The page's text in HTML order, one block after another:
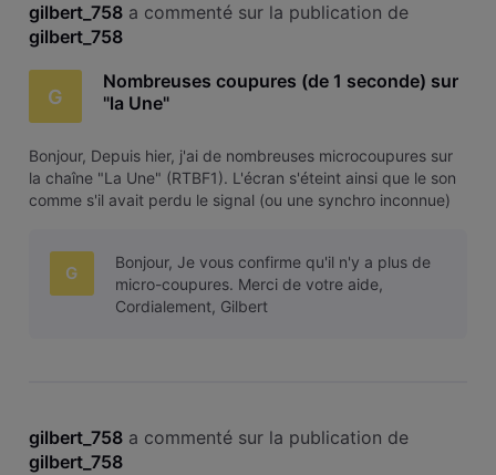
gilbert_758 a commenté sur la publication de
gilbert_758
G
Nombreuses coupures (de 1 seconde) sur
"la Une"
Bonjour, Depuis hier, j'ai de nombreuses microcoupures sur
la chaîne "La Une" (RTBF1). L'écran s'éteint ainsi que le son
comme s'il avait perdu le signal (ou une synchro inconnue)
G
Bonjour, Je vous confirme qu'il n'y a plus de
micro-coupures. Merci de votre aide,
Cordialement, Gilbert
gilbert_758 a commenté sur la publication de
gilbert_758